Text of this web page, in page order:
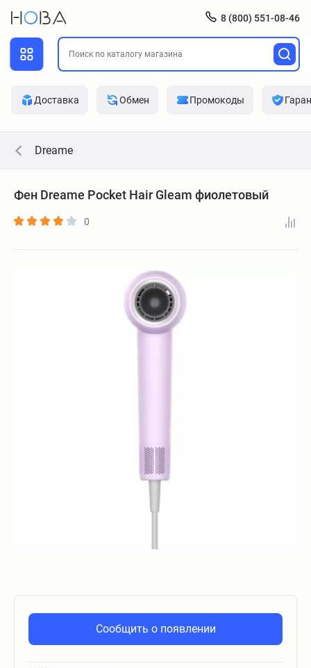
8 (800) 551-08-46
Доставка Обмен Промокоды
Dreame
Фен Dreame Pocket Hair Gleam фиолетовый
0
Сообщить о появлении